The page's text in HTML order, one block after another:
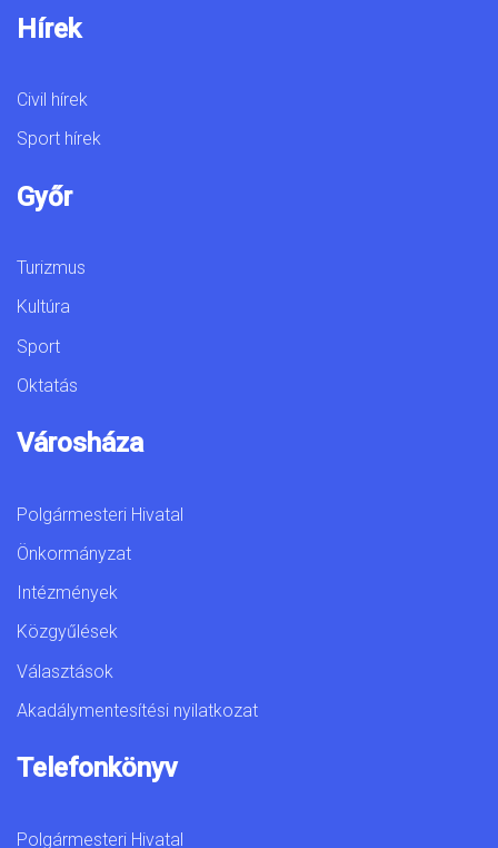
Hírek
Civil hírek
Sport hírek
Győr
Turizmus
Kultúra
Sport
Oktatás
Városháza
Polgármesteri Hivatal
Önkormányzat
Intézmények
Közgyűlések
Választások
Akadálymentesítési nyilatkozat
Telefonkönyv
Polgármesteri Hivatal